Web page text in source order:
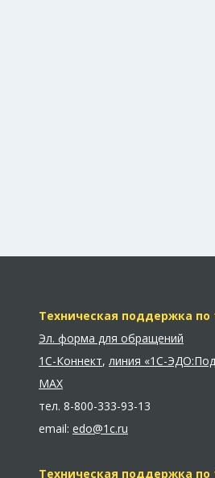
Техническая поддержка по
Эл. форма для обращений
1С-Коннект, линия «1С-
MAX
тел. 8-800-333-93-13
email: edo@1c.ru
Техническая поддержка по